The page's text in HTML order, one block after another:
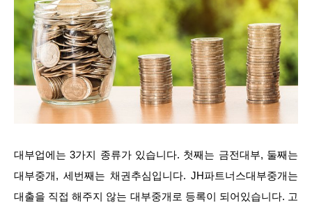
대부업에는 3가지 종류가 있습니다. 첫째는 금전대부, 둘째는
대부중개, 세번째는 채권추심입니다. JH파트너스대부중개는
대출을 직접 해주지 않는 대부중개로 등록이 되어있습니다. 고